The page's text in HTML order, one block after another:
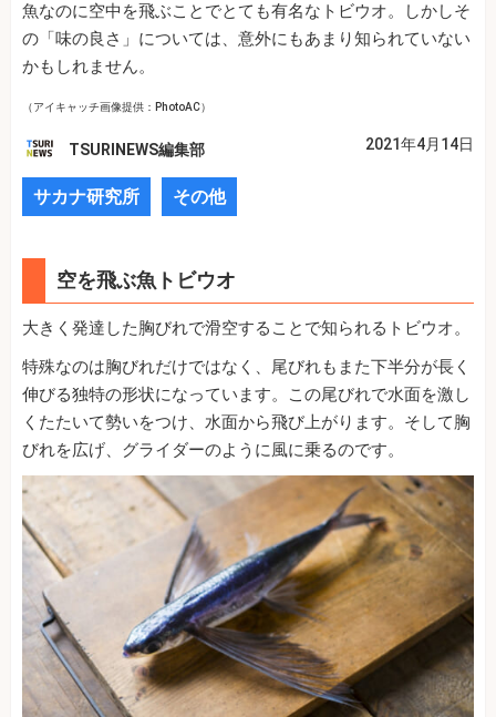
魚なのに空中を飛ぶことでとても有名なトビウオ。しかしそ
の「味の良さ」については、意外にもあまり知られていない
かもしれません。
（アイキャッチ画像提供：PhotoAC）
TSURINEWS編集部 2021年4月14日
サカナ研究所 その他
空を飛ぶ魚トビウオ
大きく発達した胸びれで滑空することで知られるトビウオ。
特殊なのは胸びれだけではなく、尾びれもまた下半分が長く
伸びる独特の形状になっています。この尾びれで水面を激し
くたたいて勢いをつけ、水面から飛び上がります。そして胸
びれを広げ、グライダーのように風に乗るのです。